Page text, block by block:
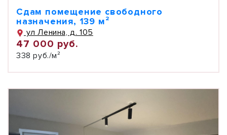
Сдам помещение свободного
назначения, 139 м²
ул Ленина, д. 105
47 000 руб.
338 руб./м²